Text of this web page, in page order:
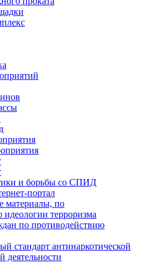
и борьбы со СПИД
портал
материалы, по
терроризма
по противодействию
стандарт антинаркотической
деятельности